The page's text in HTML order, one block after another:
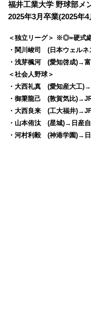
福井工業大学 野球部メ
2025年3月卒業(2025年
＜独立リーグ＞ ※◎=硬式
・関川峻司 (日本ウェル
・浅芽楓河 (愛知啓成)→
＜社会人野球＞
・大西礼真 (愛知産大工
・御簗龍己 (敦賀気比
・大西良来 (工大福井
・山本侑汰 (星城)→日産
・河村利毅 (神港学園)→